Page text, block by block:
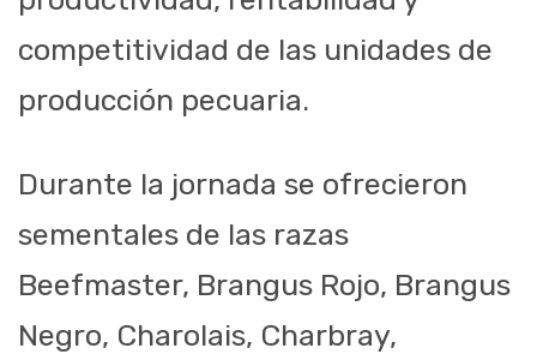
competitividad de las unidades de
producción pecuaria.
Durante la jornada se ofrecieron
sementales de las razas
Beefmaster, Brangus Rojo, Brangus
Negro, Charolais, Charbray,